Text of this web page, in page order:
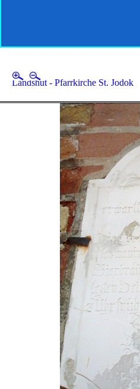
Landshut - Pfarrkirche St. Jodok